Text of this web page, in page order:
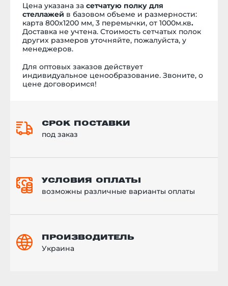
преимуществ данных полок
&ndash; это&nbsp;соответствие
противопожарным
требованиям, при тушении
огня, вода сквозь сетки
беспрепятственно проникает на
все ярусы стеллажей. Если Вас
заинтересовала данная
универсальная опция, вы
можете приобрести ее как
решетчатые полки к уже
существующим на вашем складе
стеллажам любого
Цена указана за сетчатую полку для
стеллажей в базовом объеме и размерности:
карта 800х1200 мм, 3 перемычки, от 1000м.кв.
Доставка не учтена. Стоимость сетчатых полок
других размеров уточняйте, пожалуйста, у
менеджеров.
Для оптовых заказов действует
индивидуальное ценообразование. Звоните, о
цене договоримся!
СРОК ПОСТАВКИ
под заказ
УСЛОВИЯ ОПЛАТЫ
возможны различные варианты оплаты
ПРОИЗВОДИТЕЛЬ
Украина